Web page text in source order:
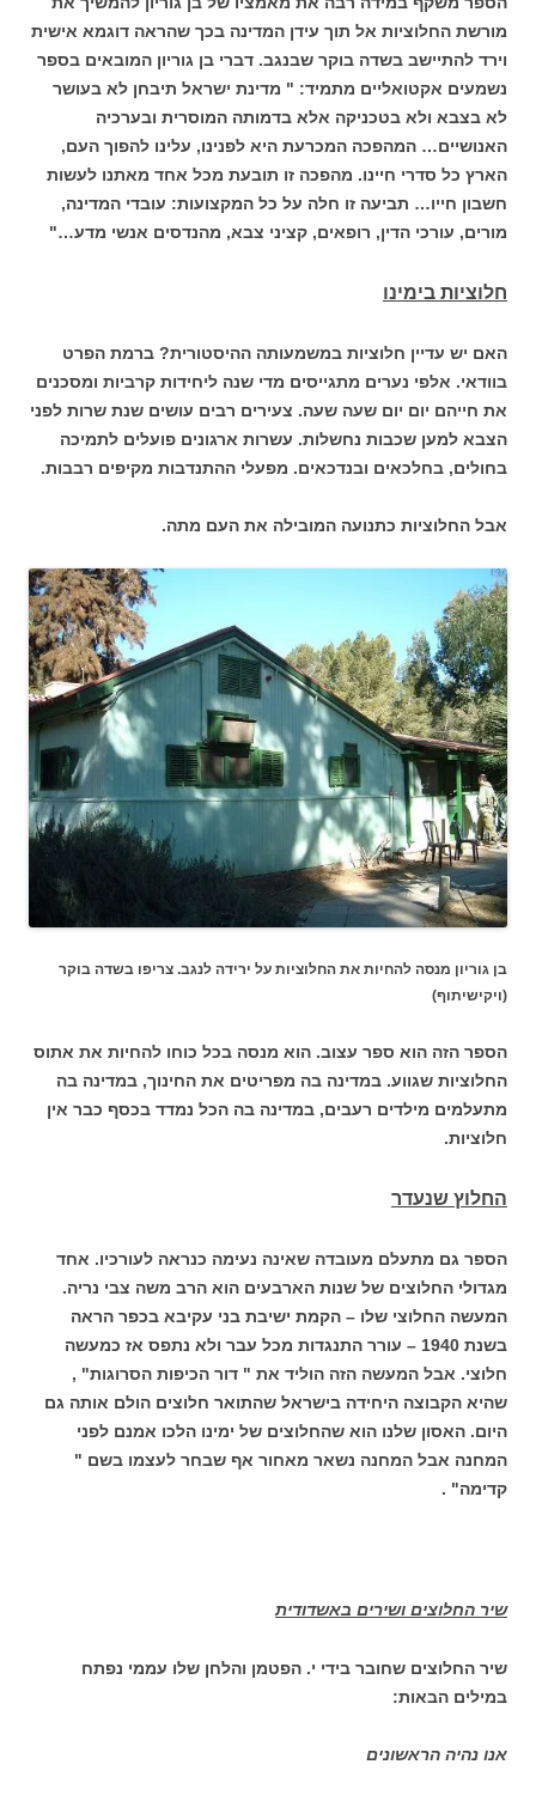
מורשת החלוציות אל תוך עידן המדינה בכך שהראה דוגמא אישית
וירד להתיישב בשדה בוקר שבנגב. דברי בן גוריון המובאים בספר
נשמעים אקטואליים מתמיד: " מדינת ישראל תיבחן לא בעושר
לא בצבא ולא בטכניקה אלא בדמותה המוסרית ובערכיה
האנושיים… המהפכה המכרעת היא לפנינו, עלינו להפוך העם,
הארץ כל סדרי חיינו. מהפכה זו תובעת מכל אחד מאתנו לעשות
חשבון חייו… תביעה זו חלה על כל המקצועות: עובדי המדינה,
מורים, עורכי הדין, רופאים, קציני צבא, מהנדסים אנשי מדע…"
חלוציות בימינו
האם יש עדיין חלוציות במשמעותה ההיסטורית? ברמת הפרט
בוודאי. אלפי נערים מתגייסים מדי שנה ליחידות קרביות ומסכנים
את חייהם יום יום שעה שעה. צעירים רבים עושים שנת שרות לפני
הצבא למען שכבות נחשלות. עשרות ארגונים פועלים לתמיכה
בחולים, בחלכאים ובנדכאים. מפעלי ההתנדבות מקיפים רבבות.
אבל החלוציות כתנועה המובילה את העם מתה.
בן גוריון מנסה להחיות את החלוציות על ירידה לנגב. צריפו בשדה בוקר
(ויקישיתוף)
הספר הזה הוא ספר עצוב. הוא מנסה בכל כוחו להחיות את אתוס
החלוציות שגווע. במדינה בה מפריטים את החינוך, במדינה בה
מתעלמים מילדים רעבים, במדינה בה הכל נמדד בכסף כבר אין
חלוציות.
החלוץ שנעדר
הספר גם מתעלם מעובדה שאינה נעימה כנראה לעורכיו. אחד
מגדולי החלוצים של שנות הארבעים הוא הרב משה צבי נריה.
המעשה החלוצי שלו – הקמת ישיבת בני עקיבא בכפר הראה
בשנת 1940 – עורר התנגדות מכל עבר ולא נתפס אז כמעשה
חלוצי. אבל המעשה הזה הוליד את " דור הכיפות הסרוגות" ,
שהיא הקבוצה היחידה בישראל שהתואר חלוצים הולם אותה גם
היום. האסון שלנו הוא שהחלוצים של ימינו הלכו אמנם לפני
המחנה אבל המחנה נשאר מאחור אף שבחר לעצמו בשם "
קדימה" .
שיר החלוצים ושירים באשדודית
שיר החלוצים שחובר בידי י. הפטמן והלחן שלו עממי נפתח
במילים הבאות:
אנו נהיה הראשונים